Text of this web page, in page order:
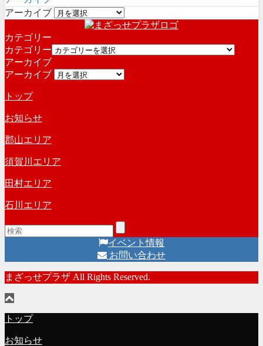
アーカイブ
カテゴリー
カテゴリー
アーカイブ
アーカイブ
トップ
お知らせ
郡山エリア
須賀川エリア
田村エリア
石川エリア
イベント情報
お問い合わせ
まざっせプラザ All Rights Reserved.
トップ
お知らせ